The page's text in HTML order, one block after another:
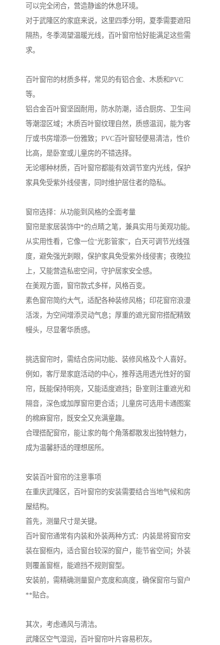
可以完全闭合，营造静谧的休息环境。
对于武隆区的家庭来说，这里四季分明，夏季需要遮阳
隔热，冬季渴望温暖光线，百叶窗帘恰好能满足这些需
求。
百叶窗帘的材质多样，常见的有铝合金、木质和PVC
等。
铝合金百叶窗坚固耐用，防水防潮，适合厨房、卫生间
等潮湿区域；木质百叶窗纹理自然，质感温润，能为客
厅或书房增添一份雅致；PVC百叶窗轻便易清洁，性价
比高，是卧室或儿童房的不错选择。
无论哪种材质，百叶窗帘都能有效调节室内光线，保护
家具免受紫外线侵害，同时维护居住者的隐私。
窗帘选择：从功能到风格的全面考量
窗帘是家居装饰中*的点睛之笔，兼具实用与美观功能。
从实用性看，它像一位“光影管家”，白天可调节光线强
度，避免强光刺眼，保护家具免受紫外线侵害；夜晚拉
上，又能营造私密空间，守护居家安全感。
在美观方面，窗帘款式多样，风格百变。
素色窗帘简约大气，适配各种装修风格；印花窗帘浪漫
活泼，为空间增添灵动气息；厚重的遮光窗帘搭配精致
幔头，尽显奢华质感。
挑选窗帘时，需结合房间功能、装修风格及个人喜好。
例如，客厅是家庭活动的中心，推荐选用透光性好的窗
帘，既能保持明亮，又能适度遮挡；卧室则注重遮光和
隔音，深色或加厚窗帘更合适；儿童房可选用卡通图案
的棉麻窗帘，既安全又充满童趣。
合理搭配窗帘，能让家的每个角落都散发出独特魅力，
成为温馨舒适的理想居所。
安装百叶窗帘的注意事项
在重庆武隆区，百叶窗帘的安装需要结合当地气候和房
屋结构。
首先，测量尺寸是关键。
百叶窗帘通常有内装和外装两种方式：内装是将窗帘安
装在窗框内，适合窗台较深的窗户，能节省空间；外装
则覆盖窗框，能遮挡不规则窗型。
安装前，需精确测量窗户宽度和高度，确保窗帘与窗户
**贴合。
其次，考虑通风与清洁。
武隆区空气湿润，百叶窗帘叶片容易积灰。